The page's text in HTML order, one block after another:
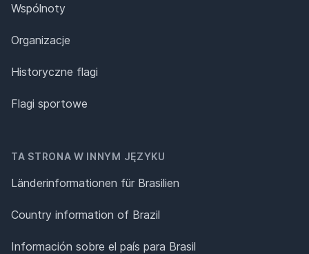
Wspólnoty
Organizacje
Historyczne flagi
Flagi sportowe
TA STRONA W INNYM JĘZYKU
Länderinformationen für Brasilien
Country information of Brazil
Información sobre el país para Brasil